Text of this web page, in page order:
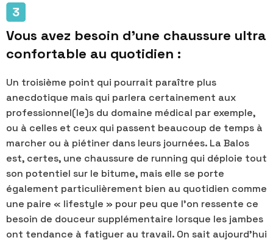
Vous avez besoin d'une chaussure ultra
confortable au quotidien :
Un troisième point qui pourrait paraître plus
anecdotique mais qui parlera certainement aux
professionnel(le)s du domaine médical par exemple,
ou à celles et ceux qui passent beaucoup de temps à
marcher ou à piétiner dans leurs journées. La Balos
est, certes, une chaussure de running qui déploie tout
son potentiel sur le bitume, mais elle se porte
également particulièrement bien au quotidien comme
une paire « lifestyle » pour peu que l'on ressente ce
besoin de douceur supplémentaire lorsque les jambes
ont tendance à fatiguer au travail. On sait aujourd'hui